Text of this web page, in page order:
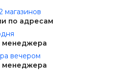
магазинов
по адресам
менеджера
вечером
менеджера